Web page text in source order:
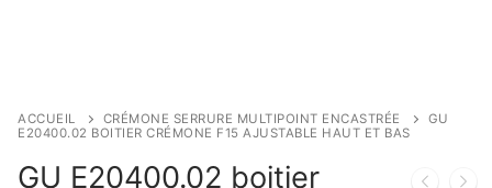
ACCUEIL CRÉMONE SERRURE MULTIPOINT ENCASTRÉE
GU
E20400.02 BOITIER CRÉMONE F15 AJUSTABLE HAUT ET BAS
GU E20400.02 boitier